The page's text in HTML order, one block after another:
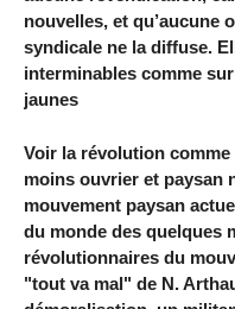
nouvelles, et qu’aucune
syndicale ne la diffuse.
interminables comme
jaunes
Voir la révolution comme
moins ouvrier et paysan
mouvement paysan
du monde des quelques
révolutionnaires du
"tout va mal" de N.